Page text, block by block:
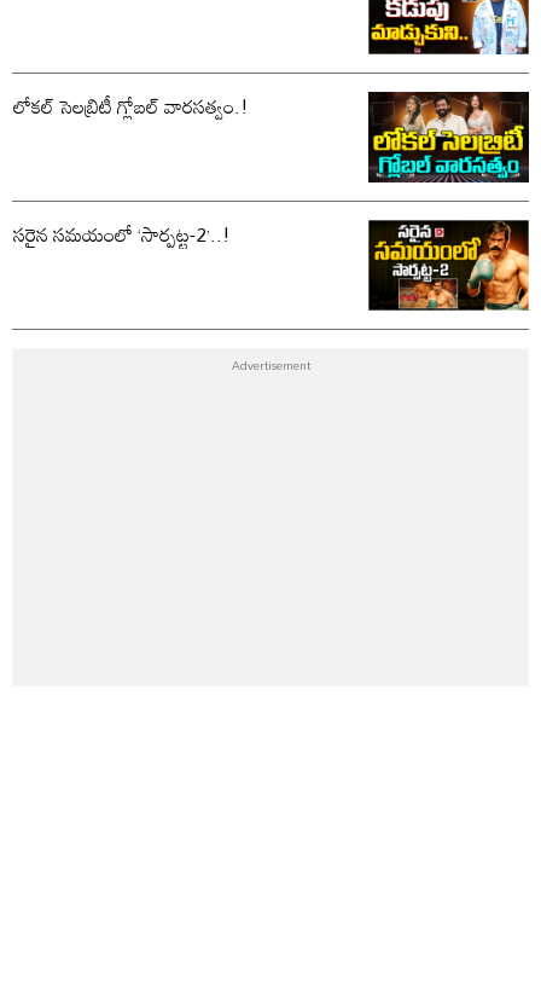
లోకల్ సెలబ్రిటీ గ్లోబల్ వారసత్వం.!
సరైన సమయంలో ‘సార్పట్ట-2’..!